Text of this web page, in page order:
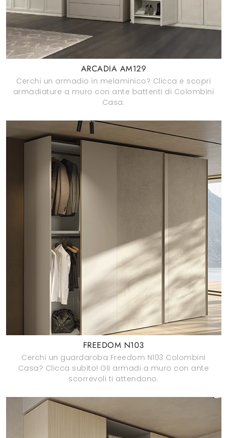
ARCADIA AM129
Cerchi un armadio in melaminico? Clicca e scopri
armadiature a muro con ante battenti di Colombini
Casa.
FREEDOM N103
Cerchi un guardaroba Freedom N103 Colombini
Casa? Clicca subito! Gli armadi a muro con ante
scorrevoli ti attendono.